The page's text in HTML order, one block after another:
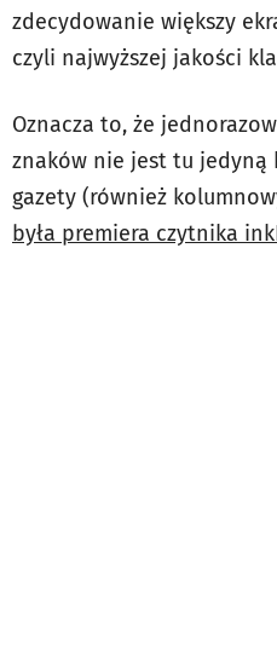
zdecydowanie większy
czyli najwyższej jakości
Oznacza to, że
znaków nie jest tu jedyną
gazety (również
była premiera czytnika